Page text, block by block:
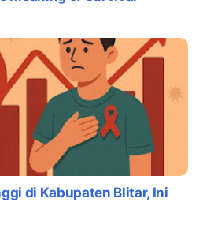
di Kabupaten Blitar, Ini